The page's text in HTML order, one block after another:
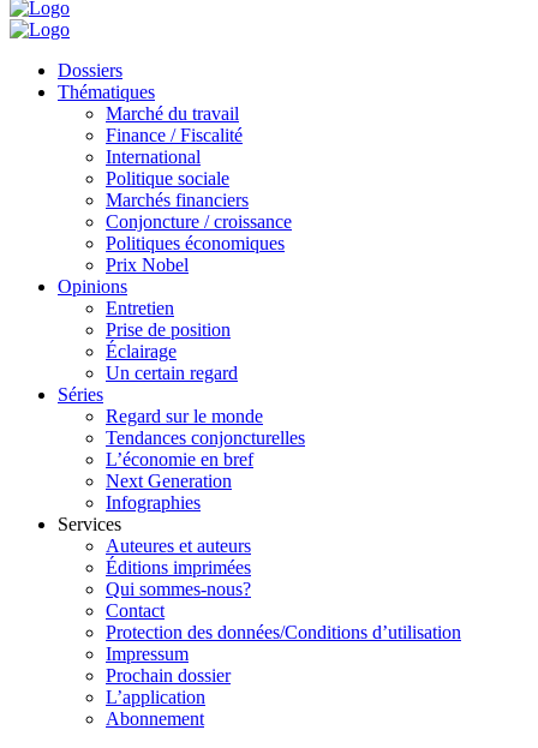
Dossiers
Thématiques
Marché du travail
Finance / Fiscalité
International
Politique sociale
Marchés financiers
Conjoncture / croissance
Politiques économiques
Prix Nobel
Opinions
Entretien
Prise de position
Éclairage
Un certain regard
Séries
Regard sur le monde
Tendances conjoncturelles
L’économie en bref
Next Generation
Infographies
Services
Auteures et auteurs
Éditions imprimées
Qui sommes-nous?
Contact
Protection des données/Conditions d’utilisation
Impressum
Prochain dossier
L’application
Abonnement